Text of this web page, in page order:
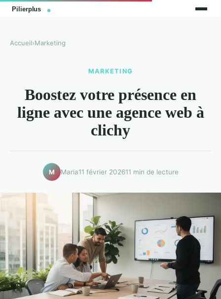
Accueil›Marketing
MARKETING
Boostez votre présence en
ligne avec une agence web à
clichy
M Maria11 février 202611 min de lecture